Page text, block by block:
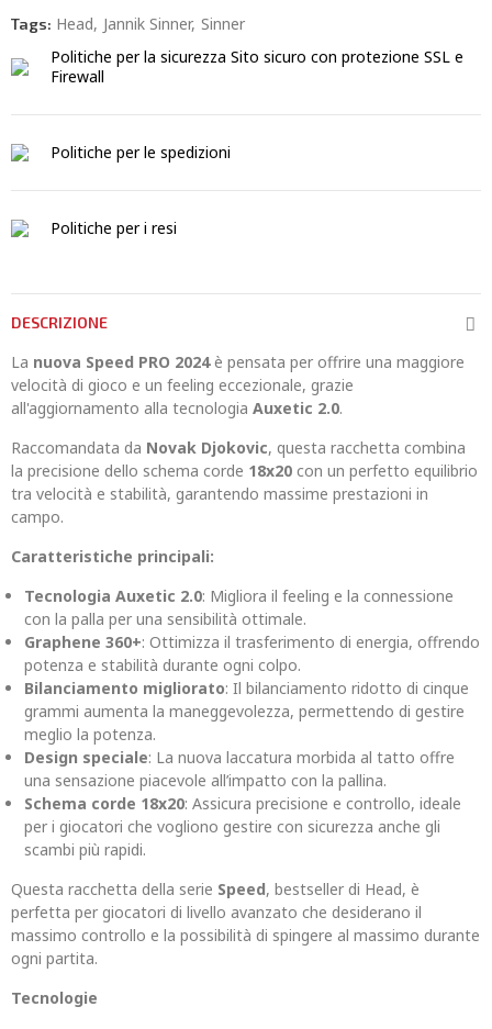
Tags: Head Jannik Sinner Sinner
Politiche per la sicurezza Sito sicuro con protezione SSL e
Firewall
Politiche per le spedizioni
Politiche per i resi
DESCRIZIONE
La nuova Speed PRO 2024è pensata per offrire una maggiore
velocità di gioco e un feeling eccezionale, grazie
all'aggiornamento alla tecnologia Auxetic 2.0.
Raccomandata da Novak Djokovic, questa racchetta combina
la precisione dello schema corde 18x20 con un perfetto equilibrio
tra velocità e stabilità, garantendo massime prestazioni in
campo.
Caratteristiche principali:
Tecnologia Auxetic 2.0: Migliora il feeling e la connessione
con la palla per una sensibilità ottimale.
Graphene 360+: Ottimizza il trasferimento di energia, offrendo
potenza e stabilità durante ogni colpo.
Bilanciamento migliorato: Il bilanciamento ridotto di cinque
grammi aumenta la maneggevolezza, permettendo di gestire
meglio la potenza.
Design speciale: La nuova laccatura morbida al tatto offre
una sensazione piacevole all’impatto con la pallina.
Schema corde 18x20: Assicura precisione e controllo, ideale
per i giocatori che vogliono gestire con sicurezza anche gli
scambi più rapidi.
Questa racchetta della serie Speed, bestseller di Head, è
perfetta per giocatori di livello avanzato che desiderano il
massimo controllo e la possibilità di spingere al massimo durante
ogni partita.
Tecnologie